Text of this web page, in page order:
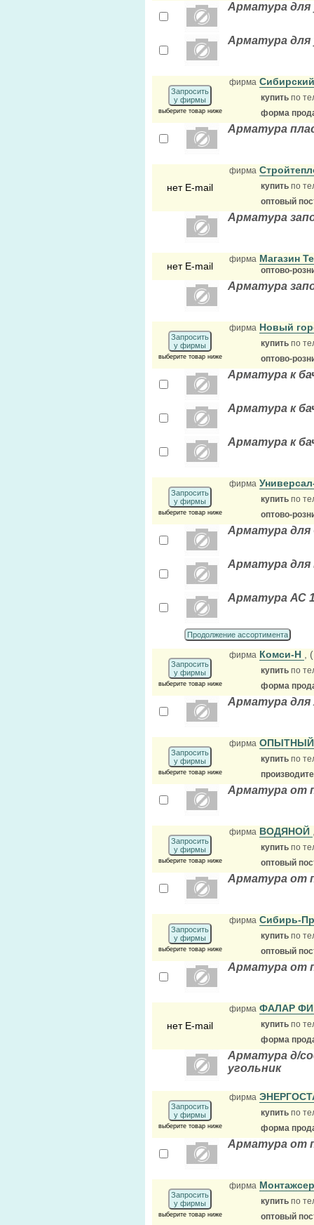
Арматура для
Арматура для
Запросить
у фирмы
выберите товар ниже
фирма
купить по
форма
Арматура
нет E-mail
фирма
купить по
оптовый
Арматура
нет E-mail
фирма Магазин
оптово-
Арматура
Запросить
у фирмы
выберите товар ниже
фирма Новый
купить по
оптово-
Арматура к
Арматура к
Арматура к
Запросить
у фирмы
выберите товар ниже
фирма
купить по
оптово-
Арматура для
Арматура для
Арматура АС
Продолжение ассортимента
Запросить
у фирмы
выберите товар ниже
фирма Комси-Н ,
купить по
форма
Арматура
Запросить
у фирмы
выберите товар ниже
фирма ОПЫТНЫЙ
купить по
Арматура от
Запросить
у фирмы
выберите товар ниже
фирма ВОДЯНОЙ
купить по
оптовый
Арматура от
Запросить
у фирмы
выберите товар ниже
фирма Сибирь-
купить по
оптовый
Арматура от
нет E-mail
фирма ФАЛАР
купить по
форма
Арматура д/
угольник
Запросить
у фирмы
выберите товар ниже
фирма
купить по
форма
Арматура от
Запросить
у фирмы
выберите товар ниже
фирма
купить по
оптовый